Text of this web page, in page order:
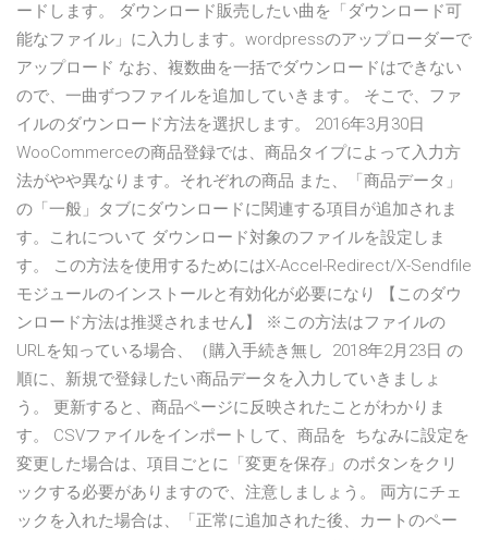
ードします。 ダウンロード販売したい曲を「ダウンロード可
能なファイル」に入力します。wordpressのアップローダーで
アップロード なお、複数曲を一括でダウンロードはできない
ので、一曲ずつファイルを追加していきます。 そこで、ファ
イルのダウンロード方法を選択します。 2016年3月30日
WooCommerceの商品登録では、商品タイプによって入力方
法がやや異なります。それぞれの商品 また、「商品データ」
の「一般」タブにダウンロードに関連する項目が追加されま
す。これについて ダウンロード対象のファイルを設定しま
す。 この方法を使用するためにはX-Accel-Redirect/X-Sendfile
モジュールのインストールと有効化が必要になり 【このダウ
ンロード方法は推奨されません】 ※この方法はファイルの
URLを知っている場合、（購入手続き無し 2018年2月23日 の
順に、新規で登録したい商品データを入力していきましょ
う。 更新すると、商品ページに反映されたことがわかりま
す。 CSVファイルをインポートして、商品を ちなみに設定を
変更した場合は、項目ごとに「変更を保存」のボタンをクリ
ックする必要がありますので、注意しましょう。 両方にチェ
ックを入れた場合は、「正常に追加された後、カートのペー